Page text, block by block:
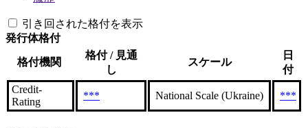
引き回された格付を表示
発行体格付
格付機関
格付 / 見通
し
スケール
日
付
Credit-
Rating
*** National Scale (Ukraine) ***